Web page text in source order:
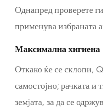
Однапред проверете
применува избраната
Максимална хигиена
Откако ќе се склопи,
самостојно; рачката и
земјата, за да се